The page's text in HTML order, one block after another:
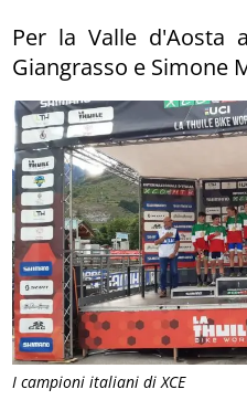
I campioni italiani di XCE
Per la Valle d'Aosta
Giangrasso e Simone